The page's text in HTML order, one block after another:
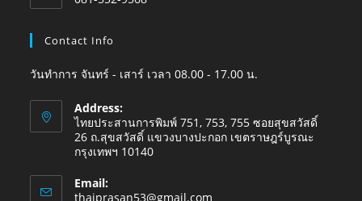
Contact Info
วันทำการ จันทร์ - เสาร์ เวลา 08.00 - 17.00 น.
Address:
ไทยประสานการพิมพ์ 751, 753, 755 ซอยสุขสวัสดิ์
26 ถ.สุขสวัสดิ์ แขวงบางปะกอก เขตราษฎร์บูรณะ
กรุงเทพฯ 10140
Email:
thaiprasan53@gmail.com